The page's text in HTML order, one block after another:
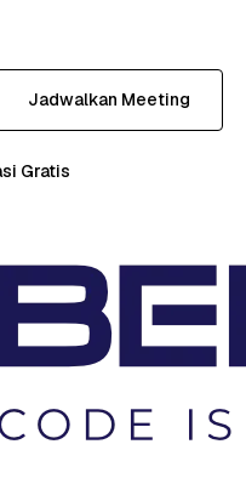
Jadwalkan Meeting
Gratis